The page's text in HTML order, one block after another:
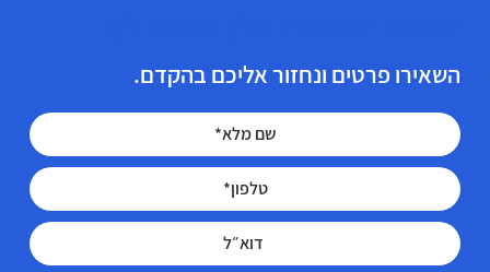
השאירו פרטים ונחזור אליכם בהקדם.